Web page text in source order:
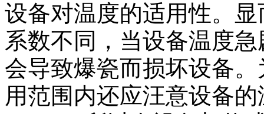
设备对温度的适用性。
系数不同，当设备温度
会导致爆瓷而损坏设备
用范围内还应汪意设备